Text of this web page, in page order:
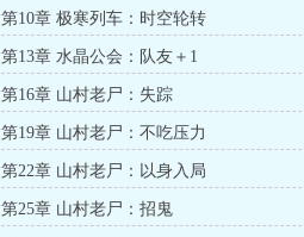
第10章 极寒列车：时空轮转
第13章 水晶公会：队友＋1
第16章 山村老尸：失踪
第19章 山村老尸：不吃压力
第22章 山村老尸：以身入局
第25章 山村老尸：招鬼